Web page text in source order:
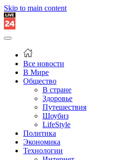
Skip to main content
Все новости
В Мире
Общество
В стране
Здоровье
Путешествия
Шоубиз
LifeStyle
Политика
Экономика
Технологии